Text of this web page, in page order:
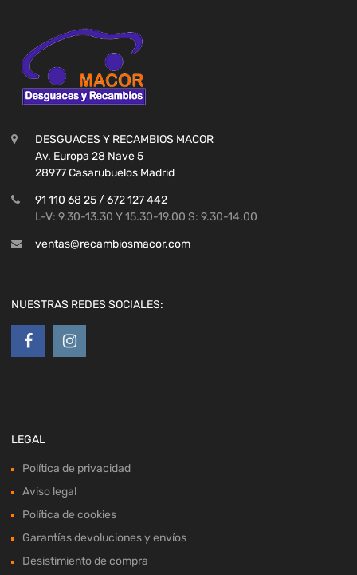
DESGUACES Y RECAMBIOS MACOR
Av. Europa 28 Nave 5
28977 Casarubuelos Madrid
91 110 68 25 / 672 127 442
L-V: 9.30-13.30 Y 15.30-19.00 S: 9.30-14.00
ventas@recambiosmacor.com
NUESTRAS REDES SOCIALES:
LEGAL
Política de privacidad
Aviso legal
Política de cookies
Garantías devoluciones y envíos
Desistimiento de compra